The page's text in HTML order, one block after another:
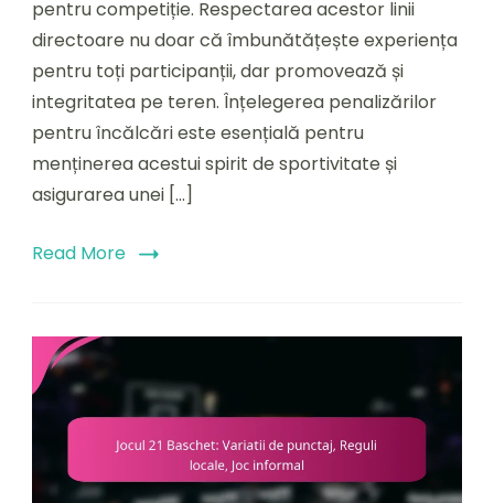
Regulile
de
play,
Penalizări
pentru competiție. Respectarea acestor linii
directoare nu doar că îmbunătățește experiența
pentru toți participanții, dar promovează și
integritatea pe teren. Înțelegerea penalizărilor
pentru încălcări este esențială pentru
menținerea acestui spirit de sportivitate și
asigurarea unei […]
Read More